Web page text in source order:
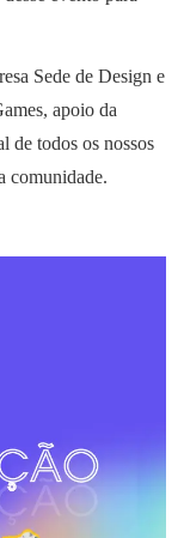
Sede de Design e
apoio da
de todos os nossos
comunidade.